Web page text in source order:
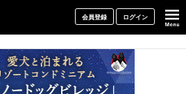
会員登録 ログイン